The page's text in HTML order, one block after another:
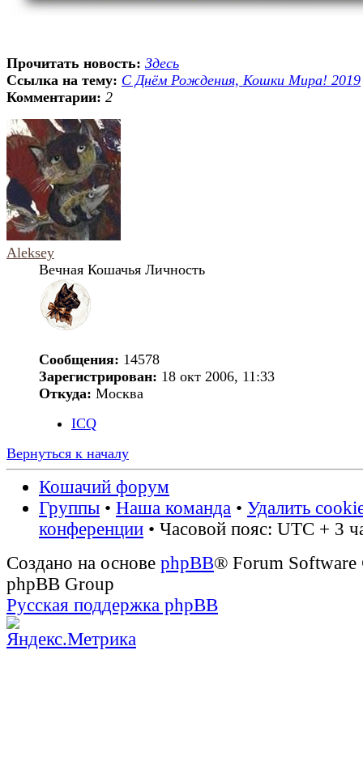
Прочитать новость: Здесь
Ссылка на тему: С Днём Рождения, Кошки Мира! 2019
Комментарии: 2
Aleksey
Вечная Кошачья Личность
Сообщения: 14578
Зарегистрирован: 18 окт 2006, 11:33
Откуда: Москва
ICQ
Вернуться к началу
Кошачий форум
Группы • Наша команда • Удалить
конференции • Часовой пояс: UTC + 3
Создано на основе phpBB® Forum
phpBB Group
Русская поддержка phpBB